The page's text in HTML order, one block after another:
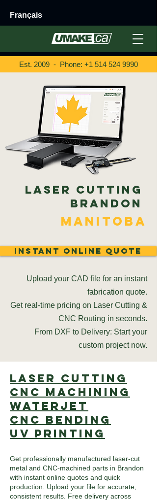
Français
Est. 2009 - Phone: +1 514 524 9990
Laser Cutting
Brandon
Manitoba
Instant Online Quote
Upload your CAD file for an instant
fabrication quote.
Get real-time pricing on Laser Cutting &
CNC Routing in seconds.
From DXF to Delivery: Start your
custom project now.
Laser cutting
CNC Machining
Waterjet
CNC Bending
UV Printing
Get professionally manufactured laser-cut
metal and CNC-machined parts in Brandon
with instant online quotes and quick
production. Upload your file for accurate,
consistent results. Free delivery across